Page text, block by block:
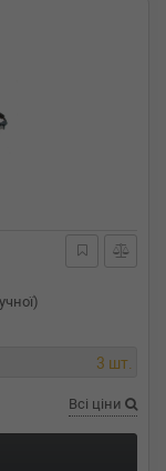
3 шт.
Всі ціни